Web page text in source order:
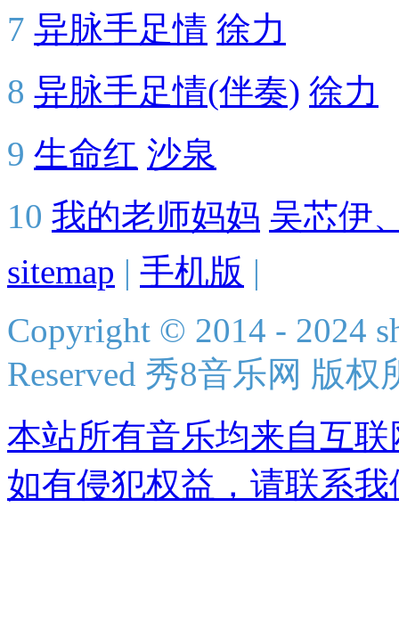
7 异脉手足情 徐力
8 异脉手足情(伴奏) 徐力
9 生命红 沙泉
10 我的老师妈妈 吴芯伊
sitemap | 手机版 |
Copyright © 2014 - 2024
Reserved 秀8音乐网 版权
本站所有音乐均来自互
如有侵犯权益，请联系